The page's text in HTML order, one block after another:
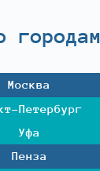
городам
Москва
Петербург
Уфа
Пенза